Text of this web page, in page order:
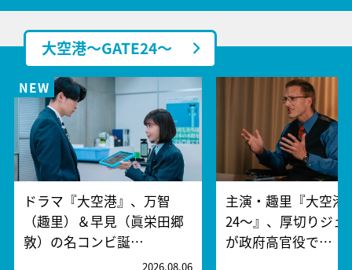
大空港～GATE24～
ドラマ『大空港』、万智
（趣里）＆早見（眞栄田郷
敦）の名コンビ誕…
2026.08.06
主演・趣里『大空港
24～』、厚切りジェ
が政府高官役で…